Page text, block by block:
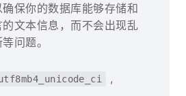
保你的数据库能够存储和
文本信息，而不会出现乱
问题。
,